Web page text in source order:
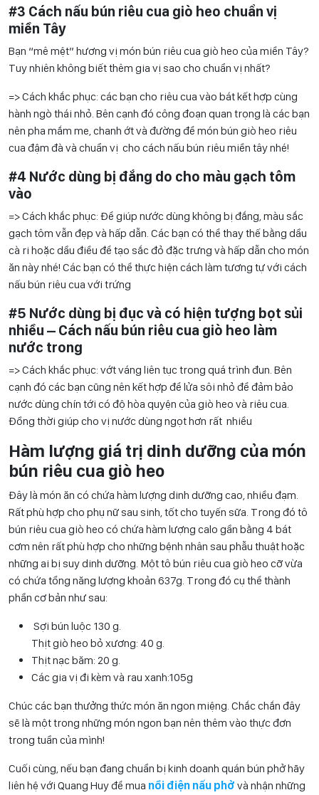
#3 Cách nấu bún riêu cua giò heo chuẩn vị
miền Tây
Bạn “mê mệt” hương vị món bún riêu cua giò heo của miền Tây?
Tuy nhiên không biết thêm gia vị sao cho chuẩn vị nhất?
=> Cách khắc phục: các bạn cho riêu cua vào bát kết hợp cùng
hành ngò thái nhỏ. Bên cạnh đó công đoạn quan trọng là các bạn
nên pha mắm me, chanh ớt và đường để món bún giò heo riêu
cua đậm đà và chuẩn vị cho cách nấu bún riêu miền tây nhé!
#4 Nước dùng bị đắng do cho màu gạch tôm
vào
=> Cách khắc phục: Để giúp nước dùng không bị đắng, màu sắc
gạch tôm vẫn đẹp và hấp dẫn. Các bạn có thể thay thế bằng dầu
cà ri hoặc dầu điều để tạo sắc đỏ đặc trưng và hấp dẫn cho món
ăn này nhé! Các bạn có thể thực hiện cách làm tương tự với cách
nấu bún riêu cua với trứng
#5 Nước dùng bị đục và có hiện tượng bọt sủi
nhiều – Cách nấu bún riêu cua giò heo làm
nước trong
=> Cách khắc phục: vớt váng liên tục trong quá trình đun. Bên
cạnh đó các bạn cũng nên kết hợp để lửa sôi nhỏ để đảm bảo
nước dùng chín tới có độ hòa quyện của giò heo và riêu cua.
Đồng thời giúp cho vị nước dùng ngọt hơn rất nhiều
Hàm lượng giá trị dinh dưỡng của món
bún riêu cua giò heo
Đây là món ăn có chứa hàm lượng dinh dưỡng cao, nhiều đạm.
Rất phù hợp cho phụ nữ sau sinh, tốt cho tuyến sữa. Trong đó tô
bún riêu cua giò heo có chứa hàm lượng calo gần bằng 4 bát
cơm nên rất phù hợp cho những bệnh nhân sau phẫu thuật hoặc
những ai bị suy dinh dưỡng. Một tô bún riêu cua giò heo cỡ vừa
có chứa tổng năng lượng khoản 637g. Trong đó cụ thể thành
phần cơ bản như sau:
Sợi bún luộc 130 g.
Thịt giò heo bỏ xương: 40 g.
Thịt nạc băm: 20 g.
Các gia vị đi kèm và rau xanh:105g
Chúc các bạn thưởng thức món ăn ngon miệng. Chắc chắn đây
sẽ là một trong những món ngon bạn nên thêm vào thực đơn
trong tuần của mình!
Cuối cùng, nếu bạn đang chuẩn bị kinh doanh quán bún phở hãy
liên hệ với Quang Huy để mua nồi điện nấu phở và nhận những